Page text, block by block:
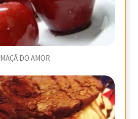
MAÇÃ DO AMOR